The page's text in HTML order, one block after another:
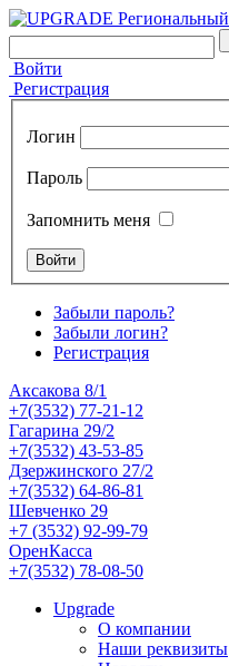
Войти
Регистрация
Логин
Пароль
Запомнить меня
Забыли пароль?
Забыли логин?
Регистрация
Аксакова 8/1
+7(3532) 77-21-12
Гагарина 29/2
+7(3532) 43-53-85
Дзержинского 27/2
+7(3532) 64-86-81
Шевченко 29
+7 (3532) 92-99-79
ОренКасса
+7(3532) 78-08-50
Upgrade
О компании
Наши реквизиты